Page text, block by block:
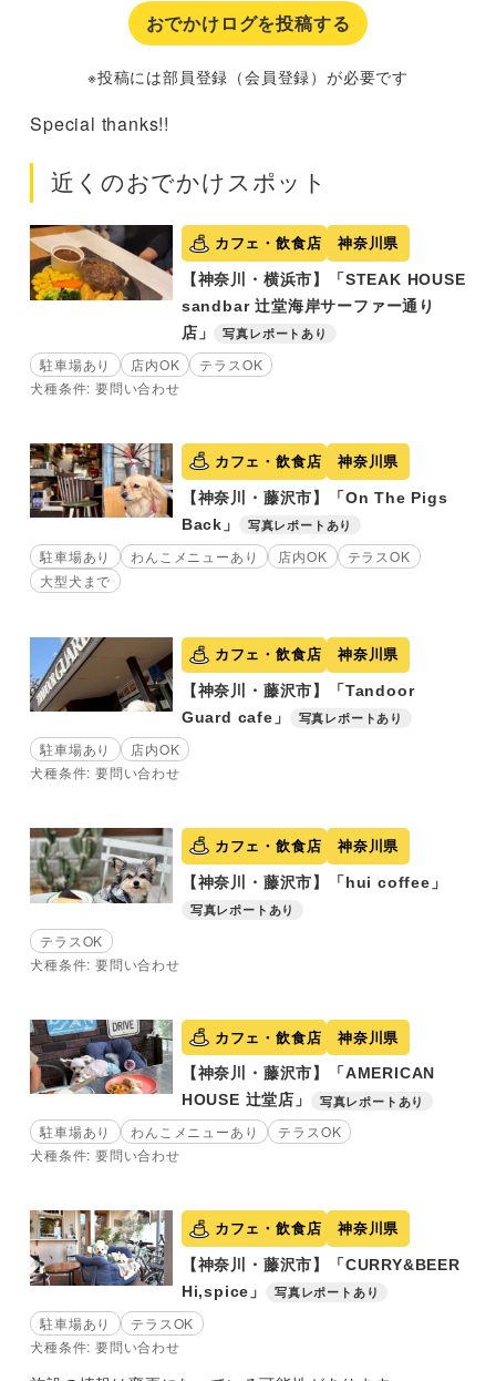
おでかけログを投稿する
※投稿には部員登録（会員登録）が必要です
Special thanks!!
近くのおでかけスポット
カフェ・飲食店 神奈川県
【神奈川・横浜市】「STEAK HOUSE
sandbar 辻堂海岸サーファー通り
店」
写真レポートあり
駐車場あり 店内OK
テラスOK
犬種条件: 要問い合わせ
カフェ・飲食店 神奈川県
【神奈川・藤沢市】「On The Pigs
Back」
写真レポートあり
駐車場あり わんこメニューあり 店内OK
テラスOK
大型犬まで
カフェ・飲食店 神奈川県
【神奈川・藤沢市】「Tandoor
Guard cafe」
写真レポートあり
駐車場あり
店内OK
犬種条件: 要問い合わせ
カフェ・飲食店 神奈川県
【神奈川・藤沢市】「hui coffee」
写真レポートあり
テラスOK
犬種条件: 要問い合わせ
カフェ・飲食店 神奈川県
【神奈川・藤沢市】「AMERICAN
HOUSE 辻堂店」
写真レポートあり
駐車場あり わんこメニューあり
テラスOK
犬種条件: 要問い合わせ
カフェ・飲食店 神奈川県
【神奈川・藤沢市】「CURRY&BEER
Hi,spice」
写真レポートあり
駐車場あり
テラスOK
犬種条件: 要問い合わせ